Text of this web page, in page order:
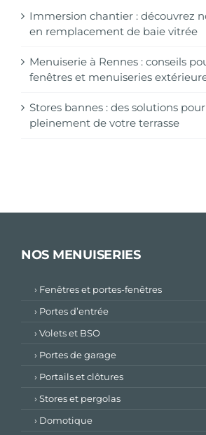
Immersion chantier : découvrez
en remplacement de baie vitrée
Menuiserie à Rennes : conseils
fenêtres et menuiseries
Stores bannes : des solutions
pleinement de votre terrasse
NOS MENUISERIES
› Fenêtres et portes-fenêtres
› Portes d’entrée
› Volets et BSO
› Portes de garage
› Portails et clôtures
› Stores et pergolas
› Domotique